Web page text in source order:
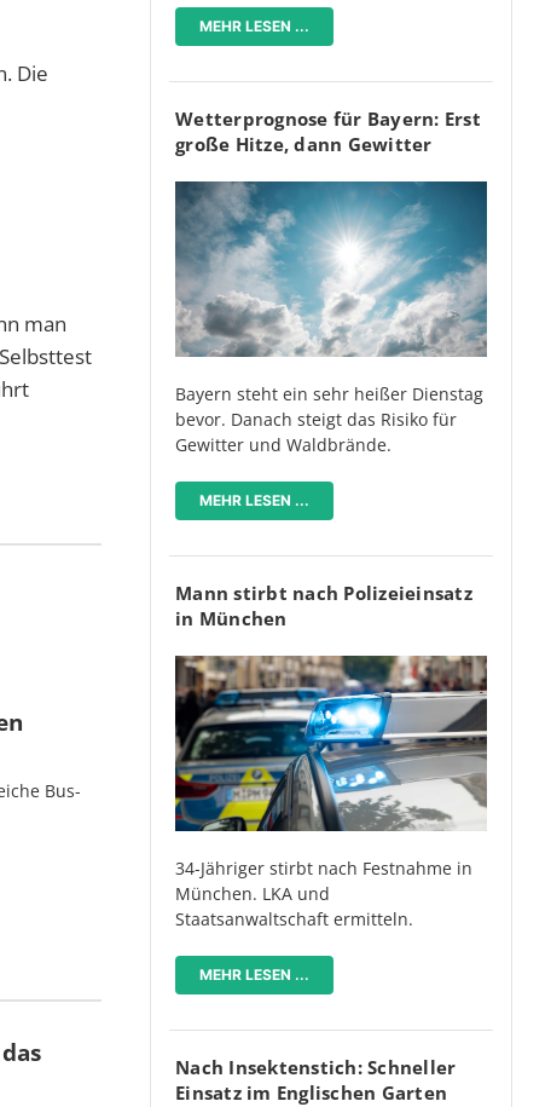
Die
man
Bus-
MEHR LESEN ...
Wetterprognose für Bayern: Erst
große Hitze, dann Gewitter
Bayern steht ein sehr heißer Dienstag
bevor. Danach steigt das Risiko für
Gewitter und Waldbrände.
MEHR LESEN ...
Mann stirbt nach Polizeieinsatz
in München
34-Jähriger stirbt nach Festnahme in
München. LKA und
Staatsanwaltschaft ermitteln.
MEHR LESEN ...
Nach Insektenstich: Schneller
Einsatz im Englischen Garten